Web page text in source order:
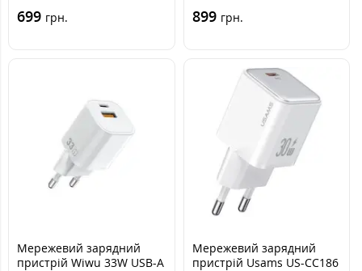
Білий
699 грн.
Type-C Помаранчевий
899 грн.
Мережевий зарядний
пристрій Wiwu 33W USB-A
Мережевий зарядний
пристрій Usams US-CC186